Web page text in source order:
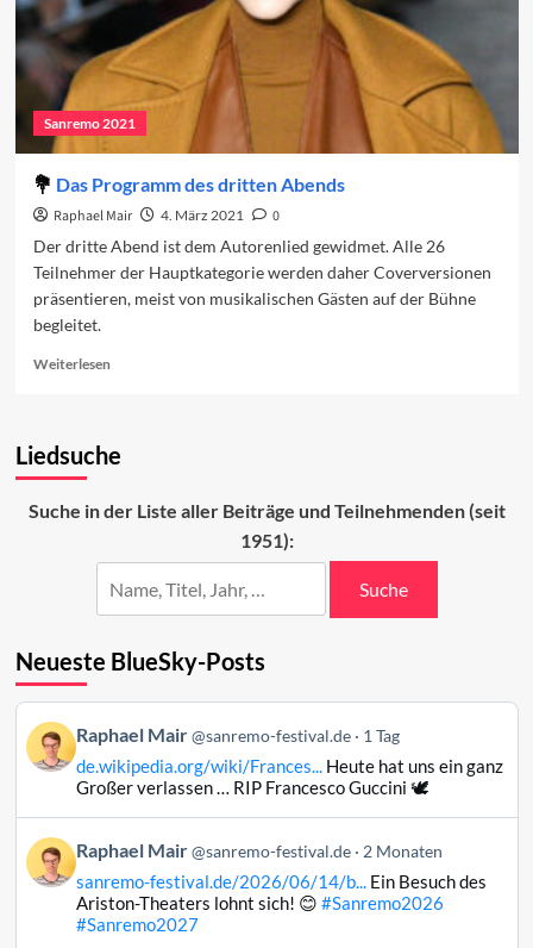
Sanremo 2021
Das Programm des dritten Abends
Raphael Mair 4. März 2021
0
Der dritte Abend ist dem Autorenlied gewidmet. Alle 26
Teilnehmer der Hauptkategorie werden daher Coverversionen
präsentieren, meist von musikalischen Gästen auf der Bühne
begleitet.
WeiterlesenRead
Programm
Abends
Liedsuche
Suche in der Liste aller Beiträge und Teilnehmenden (seit
1951):
Suche
Neueste BlueSky-Posts
Beitrag
von
Raphael
Bluesky
ansehen
Raphael Mair @sanremo-festival.de 1 Tag
de.wikipedia.org/wiki/Frances...Heute hat uns ein ganz
Großer verlassen … RIP Francesco Guccini 🕊️
Beitrag
von
Raphael
Raphael Mair @sanremo-festival.de 2 Monaten
sanremo-festival.de/2026/06/14/b...Ein Besuch des
Ariston-Theaters lohnt sich! 😊 #Sanremo2026
#Sanremo2027